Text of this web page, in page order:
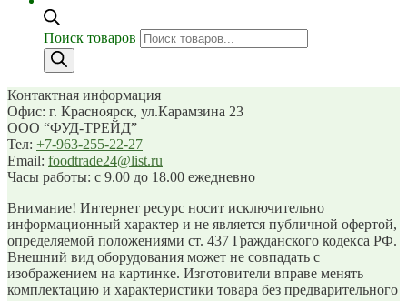
Поиск товаров
Контактная информация
Офис: г. Красноярск, ул.Карамзина 23
ООО “ФУД-ТРЕЙД”
Тел: +7-963-255-22-27
Email: foodtrade24@list.ru
Часы работы: с 9.00 до 18.00 ежедневно
Внимание! Интернет ресурс носит исключительно
информационный характер и не является публичной офертой,
определяемой положениями ст. 437 Гражданского кодекса РФ.
Внешний вид оборудования может не совпадать с
изображением на картинке. Изготовители вправе менять
комплектацию и характеристики товара без предварительного